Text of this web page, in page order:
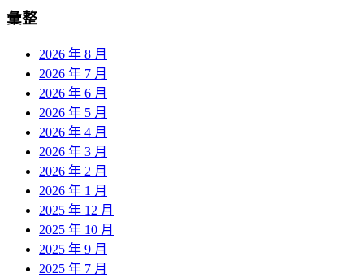
彙整
2026 年 8 月
2026 年 7 月
2026 年 6 月
2026 年 5 月
2026 年 4 月
2026 年 3 月
2026 年 2 月
2026 年 1 月
2025 年 12 月
2025 年 10 月
2025 年 9 月
2025 年 7 月